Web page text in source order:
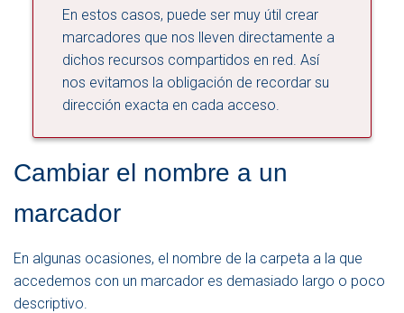
En estos casos, puede ser muy útil crear
marcadores que nos lleven directamente a
dichos recursos compartidos en red. Así
nos evitamos la obligación de recordar su
dirección exacta en cada acceso.
Cambiar el nombre a un
marcador
En algunas ocasiones, el nombre de la carpeta a la que
accedemos con un marcador es demasiado largo o poco
descriptivo.